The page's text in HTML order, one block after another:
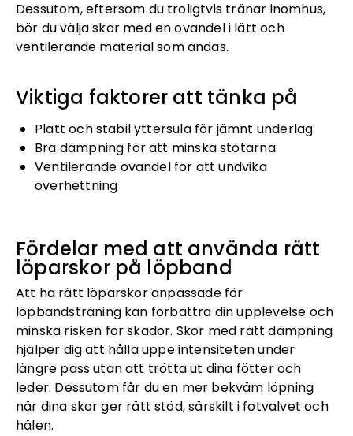
Dessutom, eftersom du troligtvis tränar inomhus,
bör du välja skor med en ovandel i lätt och
ventilerande material som andas.
Viktiga faktorer att tänka på
Platt och stabil yttersula för jämnt underlag
Bra dämpning för att minska stötarna
Ventilerande ovandel för att undvika
överhettning
Fördelar med att använda rätt
löparskor på löpband
Att ha rätt löparskor anpassade för
löpbandsträning kan förbättra din upplevelse och
minska risken för skador. Skor med rätt dämpning
hjälper dig att hålla uppe intensiteten under
längre pass utan att trötta ut dina fötter och
leder. Dessutom får du en mer bekväm löpning
när dina skor ger rätt stöd, särskilt i fotvalvet och
hälen.